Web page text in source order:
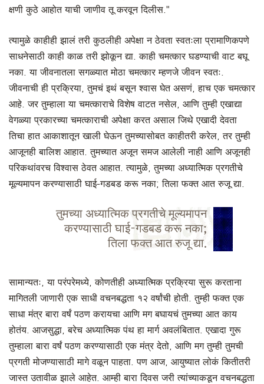
क्षणी कुठे आहोत याची जाणीव तू करवून दिलीस."
त्यामुळे काहीही झालं तरी कुठलीही अपेक्षा न ठेवता स्वतःला प्रामाणिकपणे
साधनेसाठी काही काळ तरी झोकून द्या. काही चमत्कार घडण्याची वाट बघू
नका. या जीवनातला सगळ्यात मोठा चमत्कार म्हणजे जीवन स्वतः.
जीवनाची ही प्रक्रिया, तुमचं इथं बसून श्वास घेत असणं, हाच एक चमत्कार
आहे. जर तुम्हाला या चमत्काराचे विशेष वाटत नसेल, आणि तुम्ही एखाद्या
वेगळ्या प्रकारच्या चमत्काराची अपेक्षा करत असाल जिथे एखादी देवता
तिचा हात आकाशातून खाली घेऊन तुमच्यासोबत काहीतरी करेल, तर तुम्ही
आजूनही बालिश आहात. तुमच्यात अजून समज आलेली नाही आणि अजूनही
परिकथांवरच विश्वास ठेवत आहात. त्यामुळे, तुमच्या अध्यात्मिक प्रगतीचे
मूल्यमापन करण्यासाठी घाई-गडबड करू नका; तिला फक्त आत रुजू द्या.
तुमच्या अध्यात्मिक प्रगतीचे मूल्यमापन
करण्यासाठी घाई-गडबड करू नका;
तिला फक्त आत रुजू द्या.
सामान्यतः, या परंपरेमध्ये, कोणतीही अध्यात्मिक प्रक्रिया सुरू करताना
मागितली जाणारी एक साधी वचनबद्धता १२ वर्षांची होती. तुम्ही फक्त एक
साधा मंत्र बारा वर्षं पठण करायचा आणि मग बघायचं तुमच्या आत काय
होतंय. आजसुद्धा, बरेच अध्यात्मिक पंथ हा मार्ग अवलंबितात. एखादा गुरू
तुम्हाला बारा वर्षं पठण करण्यासाठी एक मंत्र देतो, आणि मग तुम्ही तुमची
प्रगती मोजण्यासाठी मागे वळून पाहता. पण आज, आयुष्यात लोकं कितीतरी
जास्त उतावीळ झाले आहेत. आम्ही बारा दिवस जरी त्यांच्याकडून वचनबद्धता